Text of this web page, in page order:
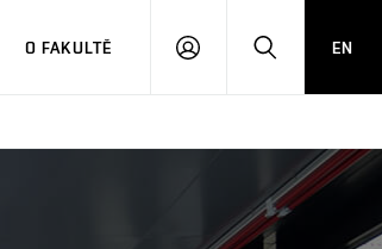
O FAKULTĚ
PŘIHLÁSITHLEDAT
EN